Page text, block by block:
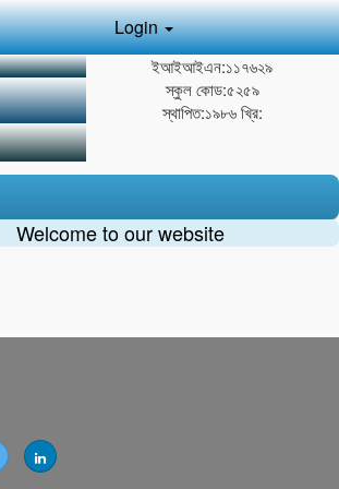
Login
ইআইআইএন:১১৭৬২৯
স্কুল কোড:৫২৫৯
স্থাপিত:১৯৮৬ খ্রি:
Welcome to our website